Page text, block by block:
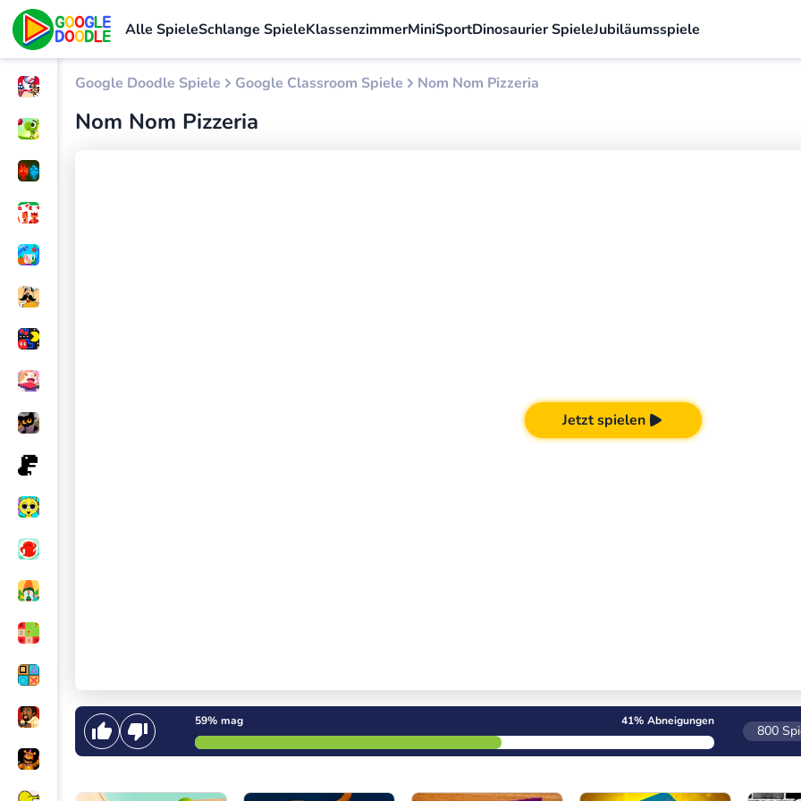
Alle SpieleSchlange SpieleKlassenzimmerMiniSportDinosaurier SpieleJubiläumsspiele
Google Doodle Spiele Google Classroom Spiele Nom Nom Pizzeria
Nom Nom Pizzeria
Jetzt spielen
59% mag 41% Abneigungen
800